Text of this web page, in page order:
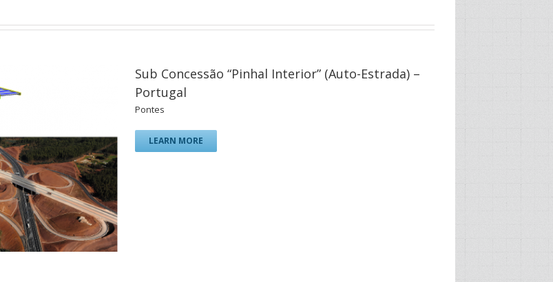
Sub Concessão “Pinhal Interior” (Auto-Estrada) –
Portugal
Pontes
LEARN MORE